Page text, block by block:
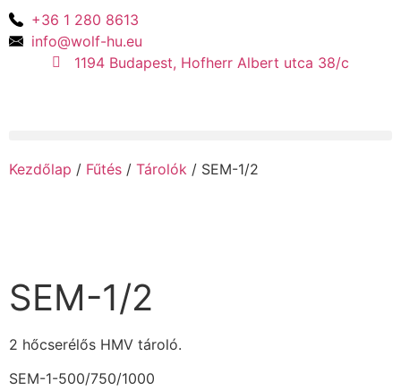
+36 1 280 8613
info@wolf-hu.eu
1194 Budapest, Hofherr Albert utca 38/c
Kezdőlap / Fűtés / Tárolók / SEM-1/2
SEM-1/2
2 hőcserélős HMV tároló.
SEM-1-500/750/1000